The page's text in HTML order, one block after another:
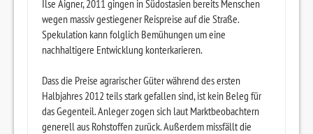
Ilse Aigner, 2011 gingen in Südostasien bereits Menschen
wegen massiv gestiegener Reispreise auf die Straße.
Spekulation kann folglich Bemühungen um eine
nachhaltigere Entwicklung konterkarieren.
Dass die Preise agrarischer Güter während des ersten
Halbjahres 2012 teils stark gefallen sind, ist kein Beleg für
das Gegenteil. Anleger zogen sich laut Marktbeobachtern
generell aus Rohstoffen zurück. Außerdem missfällt die